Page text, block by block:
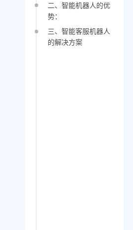
二、智能机器人的优
势：
三、智能客服机器人
的解决方案